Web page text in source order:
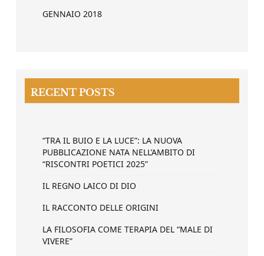
GENNAIO 2018
RECENT POSTS
“TRA IL BUIO E LA LUCE”: LA NUOVA
PUBBLICAZIONE NATA NELL’AMBITO DI
“RISCONTRI POETICI 2025”
IL REGNO LAICO DI DIO
IL RACCONTO DELLE ORIGINI
LA FILOSOFIA COME TERAPIA DEL “MALE DI
VIVERE”